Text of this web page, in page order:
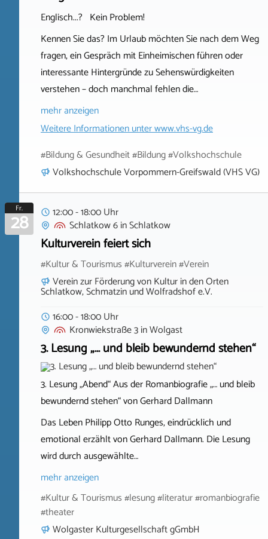
Englisch...? Kein Problem!
Kennen Sie das? Im Urlaub möchten Sie nach dem Weg
fragen, ein Gespräch mit Einheimischen führen oder
interessante Hintergründe zu Sehenswürdigkeiten
verstehen – doch manchmal fehlen die…
mehr anzeigen
Weitere Informationen unterwww.vhs-vg.de
#Bildung & Gesundheit #Bildung #Volkshochschule
Volkshochschule Vorpommern-Greifswald (VHS VG)
Fr.
28
12:00 - 18:00 Uhr
Schlatkow 6inSchlatkow
Kulturverein feiert sich
#Kultur & Tourismus #Kulturverein #Verein
Verein zur Förderung von Kultur in den Orten
Schlatkow, Schmatzin und Wolfradshof e.V.
16:00 - 18:00 Uhr
Kronwiekstraße 3inWolgast
3. Lesung „… und bleib bewundernd stehen“
3. Lesung „Abend“ Aus der Romanbiografie „… und bleib
bewundernd stehen“ von Gerhard Dallmann
Das Leben Philipp Otto Runges, eindrücklich und
emotional erzählt von Gerhard Dallmann. Die Lesung
wird durch ausgewählte…
mehr anzeigen
#Kultur & Tourismus #lesung #literatur #romanbiografie
#theater
Wolgaster Kulturgesellschaft gGmbH